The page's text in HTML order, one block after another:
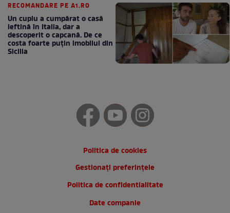
RECOMANDARE PE A1.RO
Un cuplu a cumpărat o casă
ieftină în Italia, dar a
descoperit o capcană. De ce
costa foarte puțin imobilul din
Sicilia
Politica de cookies
Gestionați preferințele
Politica de confidentialitate
Date companie